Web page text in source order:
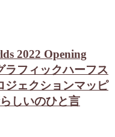
2022 Opening
ラフィックハーフス
ジェクションマッピ
しいのひと言